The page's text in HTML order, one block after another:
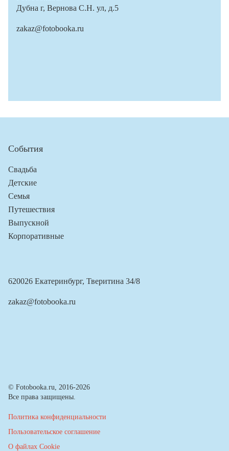
Дубна г, Вернова С.Н. ул, д.5
zakaz@fotobooka.ru
События
Свадьба
Детские
Семья
Путешествия
Выпускной
Корпоративные
620026 Екатеринбург, Тверитина 34/8
zakaz@fotobooka.ru
© Fotobooka.ru, 2016-2026
Все права защищены.
Политика конфиденциальности
Пользовательское соглашение
О файлах Cookie